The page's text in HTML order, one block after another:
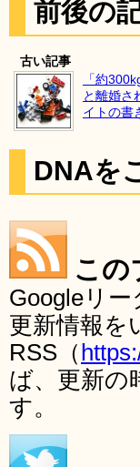
前後の
古い記事
「約
と離婚さ
イトの書
DNAを
この
Googleリ
更新情報を
RSS（
ば、更新の
す。